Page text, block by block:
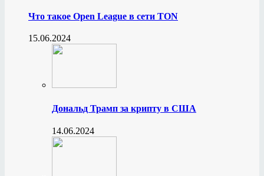
Что такое Open League в сети TON
15.06.2024
Дональд Трамп за крипту в США
14.06.2024